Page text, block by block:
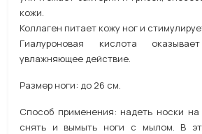
кожи.
Коллаген питает кожу ног и
Гиалуроновая кислота
увлажняющее действие.
Размер ноги: до 26 см.
Способ применения: надеть носки
снять и вымыть ноги с мылом. В